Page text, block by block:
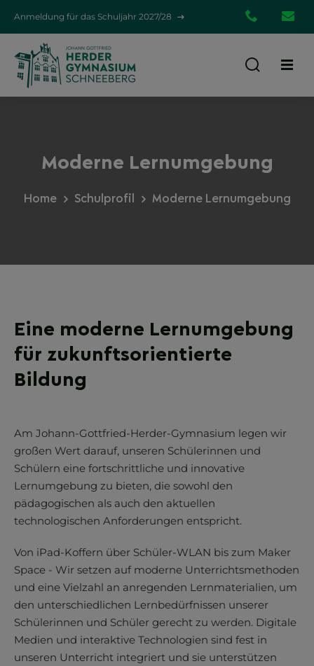
Anmeldung für das Schuljahr 2027/28
03772
Moderne Lernumgebung
Home Schulprofil Moderne Lernumgebung
Eine moderne Lernumgebung
für zukunftsorientierte
Bildung
Am Johann-Gottfried-Herder-Gymnasium legen wir
großen Wert darauf, unseren Schülerinnen und
Schülern eine fortschrittliche und innovative
Lernumgebung zu bieten, die sowohl den
pädagogischen als auch den aktuellen
technologischen Anforderungen entspricht.
Von iPad-Koffern über Schüler-WLAN bis zum Maker
Space - Wir setzen auf moderne Unterrichtsmethoden
und eine Vielzahl an anregenden Lernmaterialien, um
den unterschiedlichen Lernbedürfnissen unserer
Schülerinnen und Schüler gerecht zu werden. Digitale
Medien und interaktive Technologien sind fest in
unseren Unterricht integriert und sie unterstützen